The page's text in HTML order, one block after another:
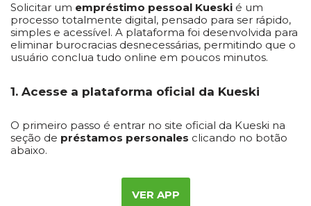
Solicitar um empréstimo pessoal Kueski é um
processo totalmente digital, pensado para ser rápido,
simples e acessível. A plataforma foi desenvolvida para
eliminar burocracias desnecessárias, permitindo que o
usuário conclua tudo online em poucos minutos.
1. Acesse a plataforma oficial da Kueski
O primeiro passo é entrar no site oficial da Kueski na
seção de préstamos personales clicando no botão
abaixo.
VER APP